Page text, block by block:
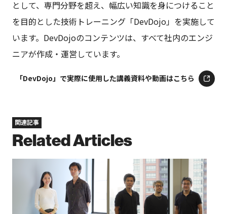
として、専門分野を超え、幅広い知識を身につけること
を目的とした技術トレーニング「DevDojo」を実施して
います。DevDojoのコンテンツは、すべて社内のエンジ
ニアが作成・運営しています。
「DevDojo」で実際に使用した講義資料や動画はこちら
関連記事
Related Articles